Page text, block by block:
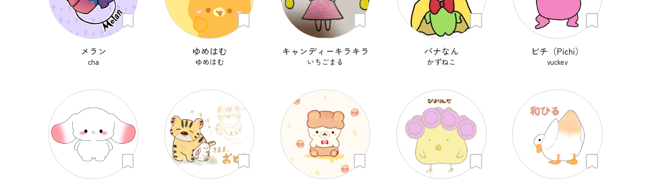
メラン
cha
ゆめはむ
ゆめはむ
キャンディーキラキラ
いちごまる
バナなん
かずねこ
ピチ（Pichi）
yuckey